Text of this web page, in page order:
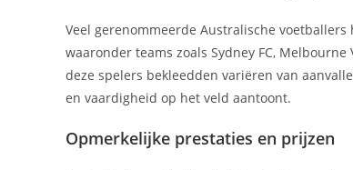
Veel gerenommeerde Australische
waaronder teams zoals Sydney FC,
deze spelers bekleedden variëren van
en vaardigheid op het veld aantoont.
Opmerkelijke prestaties en prijzen